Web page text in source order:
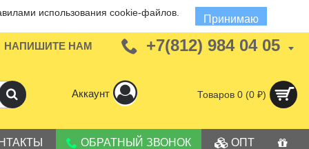
использования cookie-файлов.
Принимаю
НАПИШИТЕ НАМ +7(812) 984 04 05
Аккаунт Товаров 0 (0 ₽)
ОБРАТНЫЙ ЗВОНОК ОПТ